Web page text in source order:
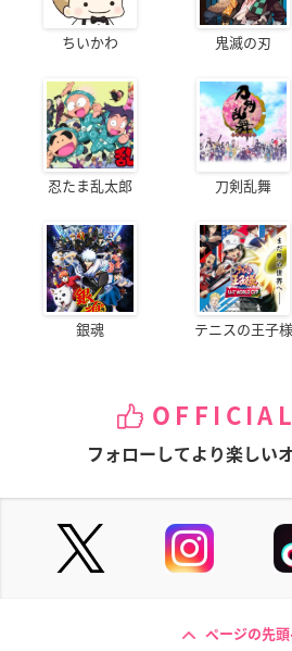
ちいかわ 鬼滅の刃
忍たま乱太郎 刀剣乱舞
銀魂 テニスの王子様
フォローしてより楽しい
ページの先頭